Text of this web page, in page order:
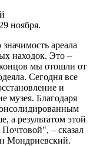
ноября.
ареала
находок. Это –
мы отошли от
Сегодня все
и
музея. Благодаря
а результатом этой
Почтовой", – сказал
Мондриевский.